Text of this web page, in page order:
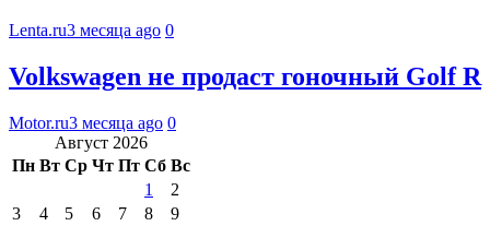
Lenta.ru3 месяца ago 0
Volkswagen не продаст гоночный Golf R
Motor.ru3 месяца ago 0
Август 2026
Пн Вт Ср Чт Пт Сб Вс
1
2
3
4 5 6 7 8
9